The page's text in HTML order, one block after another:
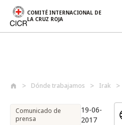
COMITÉ INTERNACIONAL DE
LA CRUZ ROJA
Dónde trabajamos Irak
Comunicado de
prensa
19-06-
2017